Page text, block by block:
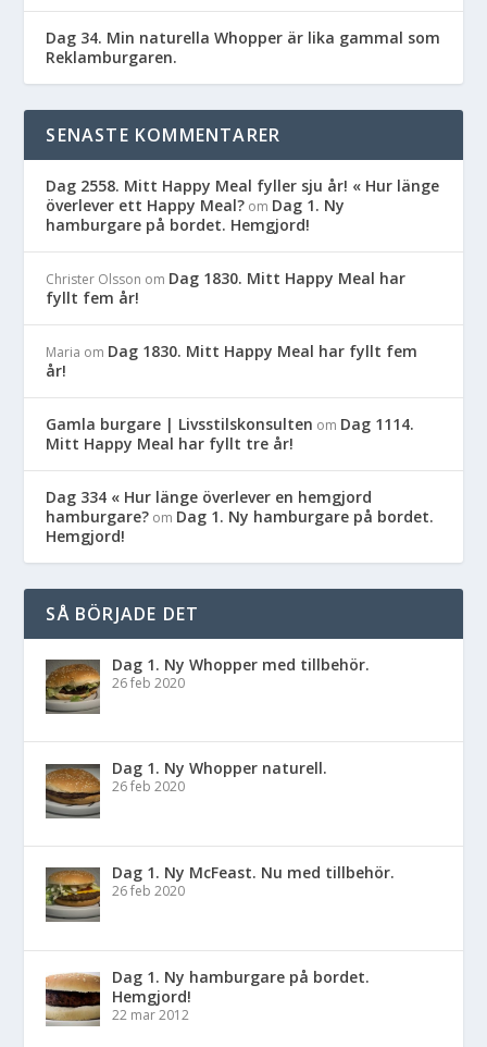
Dag 34. Min naturella Whopper är lika gammal som
Reklamburgaren.
SENASTE KOMMENTARER
Dag 2558. Mitt Happy Meal fyller sju år! « Hur länge
överlever ett Happy Meal? om Dag 1. Ny
hamburgare på bordet. Hemgjord!
Christer Olsson om Dag 1830. Mitt Happy Meal har
fyllt fem år!
Maria om Dag 1830. Mitt Happy Meal har fyllt fem
år!
Gamla burgare | Livsstilskonsulten om Dag 1114.
Mitt Happy Meal har fyllt tre år!
Dag 334 « Hur länge överlever en hemgjord
hamburgare? om Dag 1. Ny hamburgare på bordet.
Hemgjord!
SÅ BÖRJADE DET
Dag 1. Ny Whopper med tillbehör.
26 feb 2020
Dag 1. Ny Whopper naturell.
26 feb 2020
Dag 1. Ny McFeast. Nu med tillbehör.
26 feb 2020
Dag 1. Ny hamburgare på bordet.
Hemgjord!
22 mar 2012